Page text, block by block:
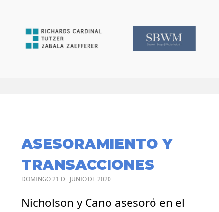
ASESORAMIENTO Y
TRANSACCIONES
DOMINGO 21 DE JUNIO DE 2020
Nicholson y Cano asesoró en el